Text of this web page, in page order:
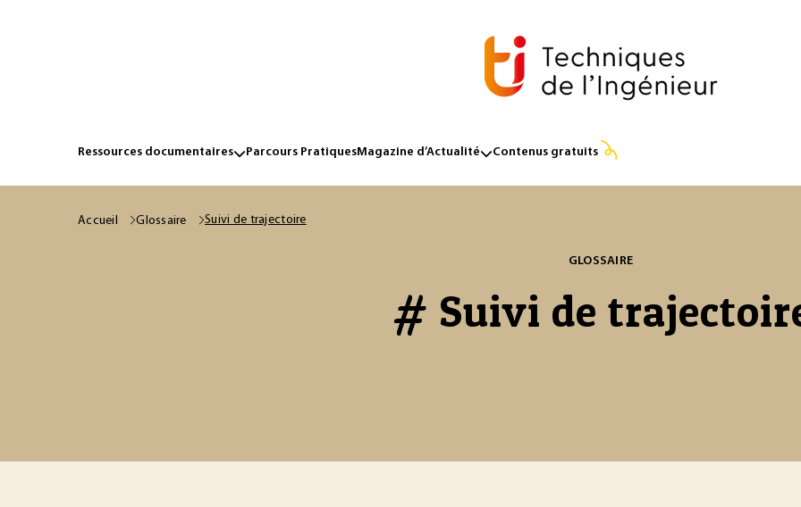
Ressources documentaires Parcours PratiquesMagazine d’Actualité Contenus gratuits
Accueil Glossaire Suivi de trajectoire
GLOSSAIRE
# Suivi de